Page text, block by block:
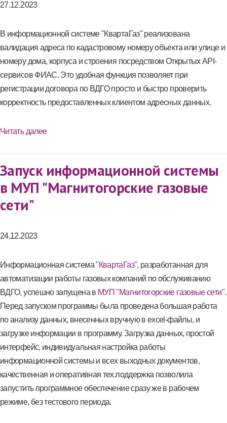
27.12.2023
В информационной системе "КвартаГаз" реализована
валидация адреса по кадастровому номеру объекта или улице и
номеру дома, корпуса и строения посредством Открытых API-
сервисов ФИАС. Это удобная функция позволяет при
регистрации договора по ВДГО просто и быстро проверить
корректность предоставленных клиентом адресных данных.
Читать далее
Запуск информационной системы
в МУП "Магнитогорские газовые
сети"
24.12.2023
Информационная система"КвартаГаз", разработанная для
автоматизации работы газовых компаний по обслуживанию
ВДГО, успешно запущена в МУП "Магнитогорские газовые сети".
Перед запуском программы была проведена большая работа
по анализу данных, внесенных вручную в excel-файлы, и
загрузке информации в программу. Загрузка данных, простой
интерфейс, индивидуальная настройка работы
информационной системы и всех выходных документов,
качественная и оперативная тех.поддержка позволила
запустить программное обеспечение сразу же в рабочем
режиме, без тестового периода.